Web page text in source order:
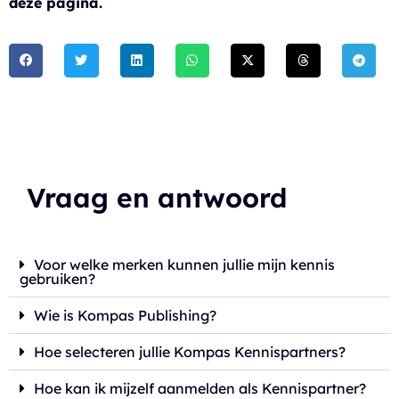
Vraag en antwoord
Voor welke merken kunnen jullie mijn kennis
gebruiken?
Wie is Kompas Publishing?
Hoe selecteren jullie Kompas Kennispartners?
Hoe kan ik mijzelf aanmelden als Kennispartner?